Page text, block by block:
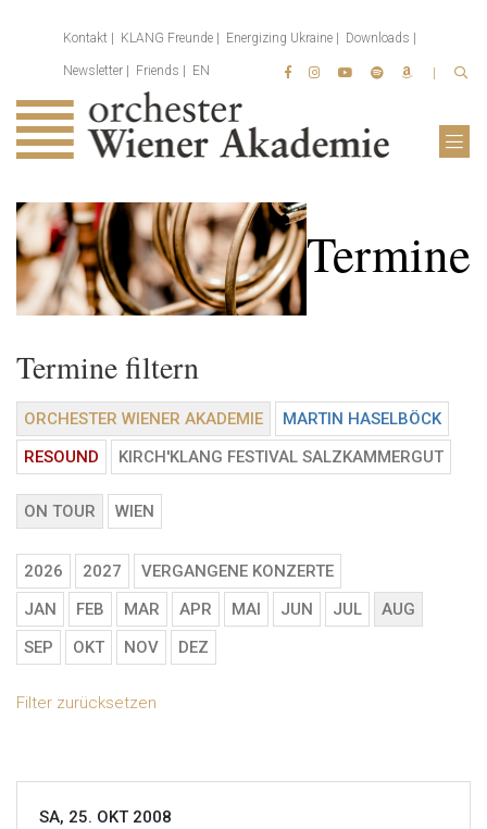
Kontakt KLANG Freunde Energizing Ukraine Downloads
Newsletter Friends EN
Termine
Termine filtern
ORCHESTER WIENER AKADEMIE
MARTIN HASELBÖCK
RESOUND
KIRCH'KLANG FESTIVAL SALZKAMMERGUT
ON TOUR WIEN
2026 2027
VERGANGENE KONZERTE
JAN
FEB MAR APR MAI JUN JUL
AUG
SEP
OKT NOV DEZ
Filter zurücksetzen
SA, 25. OKT 2008